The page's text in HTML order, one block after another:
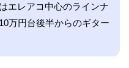
エレアコ中心のラインナ
万円台後半からのギター